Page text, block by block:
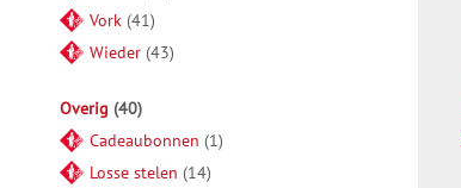
Vork 41
Wieder 43
Overig 40
Cadeaubonnen 1
Losse stelen 14